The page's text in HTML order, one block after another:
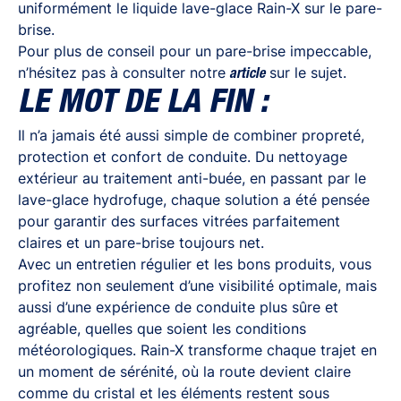
uniformément le liquide lave-glace Rain-X sur le pare-
brise.
Pour plus de conseil pour un pare-brise impeccable,
n’hésitez pas à consulter notre articlesur le sujet.
LE MOT DE LA FIN :
Il n’a jamais été aussi simple de combiner propreté,
protection et confort de conduite. Du nettoyage
extérieur au traitement anti-buée, en passant par le
lave-glace hydrofuge, chaque solution a été pensée
pour garantir des surfaces vitrées parfaitement
claires et un pare-brise toujours net.
Avec un entretien régulier et les bons produits, vous
profitez non seulement d’une visibilité optimale, mais
aussi d’une expérience de conduite plus sûre et
agréable, quelles que soient les conditions
météorologiques. Rain-X transforme chaque trajet en
un moment de sérénité, où la route devient claire
comme du cristal et les éléments restent sous